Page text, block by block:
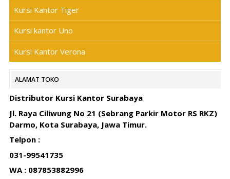
Kursi Kantor Tiger
Kursi kantor Uno
Kursi Kantor Verona
ALAMAT TOKO
Distributor Kursi Kantor Surabaya
Jl. Raya Ciliwung No 21 (Sebrang Parkir Motor RS RKZ)
Darmo, Kota Surabaya, Jawa Timur.
Telpon :
031-99541735
WA : 087853882996